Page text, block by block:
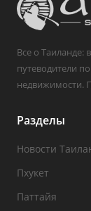
Все о Таиланде:
путеводители
недвижимости.
Разделы
Новости
Пхукет
Паттайя